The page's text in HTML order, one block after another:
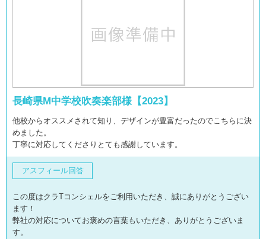
長崎県M中学校吹奏楽部様【2023】
他校からオススメされて知り、デザインが豊富だったのでこちらに決
めました。
丁寧に対応してくださりとても感謝しています。
アスフィール回答
この度はクラTコンシェルをご利用いただき、誠にありがとうござい
ます！
弊社の対応についてお褒めの言葉もいただき、ありがとうございま
す。